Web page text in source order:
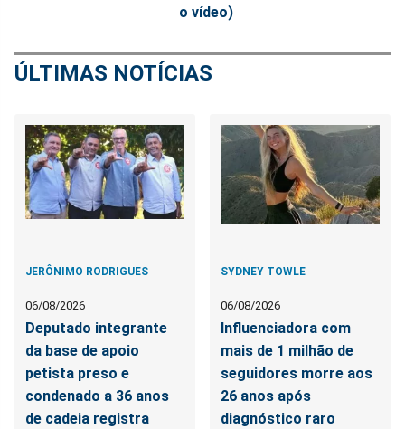
o vídeo)
ÚLTIMAS NOTÍCIAS
JERÔNIMO RODRIGUES
06/08/2026
Deputado integrante
da base de apoio
petista preso e
condenado a 36 anos
de cadeia registra
SYDNEY TOWLE
06/08/2026
Influenciadora com
mais de 1 milhão de
seguidores morre aos
26 anos após
diagnóstico raro